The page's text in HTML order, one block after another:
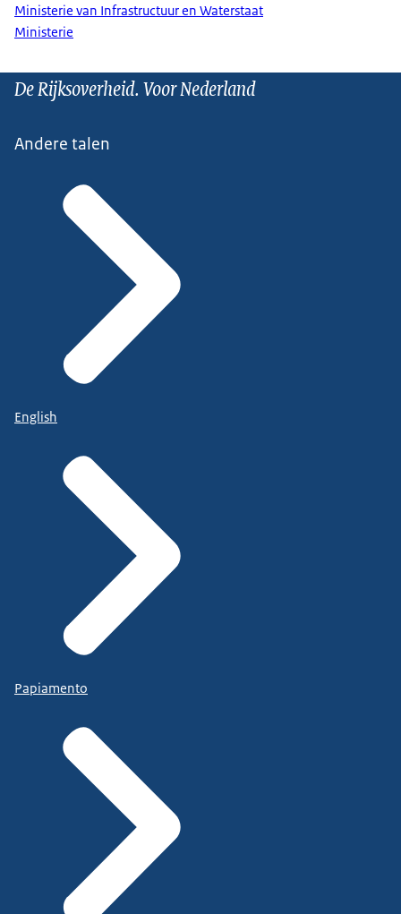
Ministerie van Infrastructuur en Waterstaat
Ministerie
De Rijksoverheid. Voor Nederland
Andere talen
English
Papiamento